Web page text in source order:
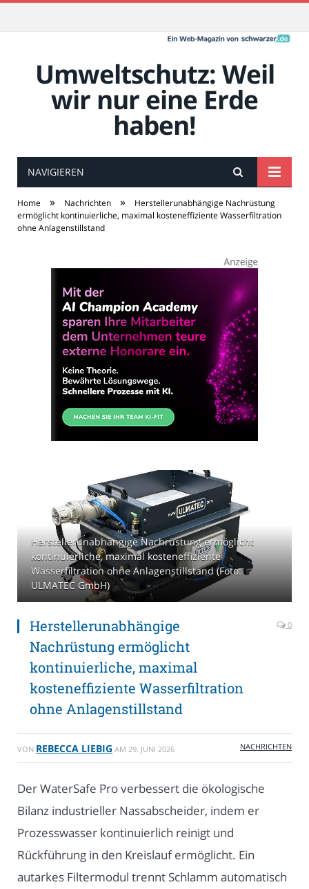
Umweltschutz: Weil
wir nur eine Erde
haben!
NAVIGIEREN
Home » Nachrichten »
Herstellerunabhängige Nachrüstung
ermöglicht kontinuierliche, maximal kosteneffiziente Wasserfiltration
ohne Anlagenstillstand
Herstellerunabhängige Nachrüstung ermöglicht
kontinuierliche, maximal kosteneffiziente
Wasserfiltration ohne Anlagenstillstand (Foto:
ULMATEC GmbH)
Herstellerunabhängige
Nachrüstung ermöglicht
kontinuierliche, maximal
kosteneffiziente Wasserfiltration
ohne Anlagenstillstand
0
VON REBECCA LIEBIG AM 29. JUNI 2026 NACHRICHTEN
Der WaterSafe Pro verbessert die ökologische
Bilanz industrieller Nassabscheider, indem er
Prozesswasser kontinuierlich reinigt und
Rückführung in den Kreislauf ermöglicht. Ein
autarkes Filtermodul trennt Schlamm automatisch